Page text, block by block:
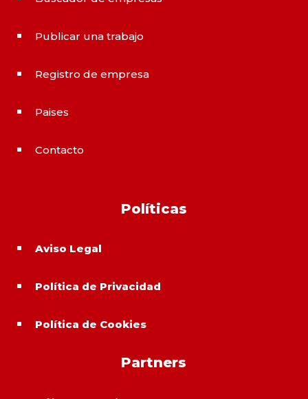
^ Publicar una trabajo
^ Registro de empresa
^ Paises
^ Contacto
Políticas
^ Aviso Legal
^ Política de Privacidad
^ Política de Cookies
Partners